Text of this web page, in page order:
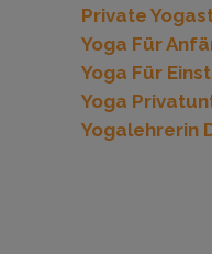
Private
Yoga Für
Yoga Für
Yoga
Yogalehrerin